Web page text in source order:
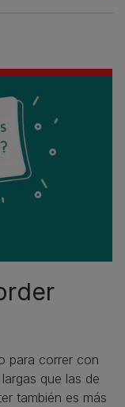
para correr con
que las de
también es más